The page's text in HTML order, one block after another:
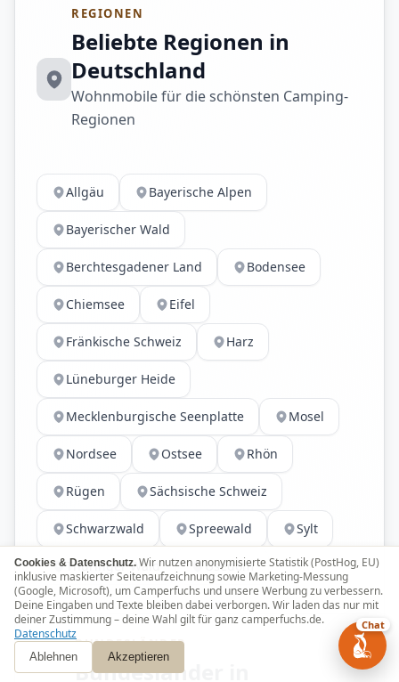
REGIONEN
Beliebte Regionen in
Deutschland
Wohnmobile für die schönsten Camping-
Regionen
Allgäu Bayerische Alpen
Bayerischer Wald
Berchtesgadener Land Bodensee
Chiemsee Eifel
Fränkische Schweiz Harz
Lüneburger Heide
Mecklenburgische Seenplatte Mosel
Nordsee Ostsee Rhön
Rügen Sächsische Schweiz
Schwarzwald Spreewald Sylt
Thüringer Wald Usedom
BUNDESLÄNDER
Bundesländer in
Cookies & Datenschutz. Wir nutzen anonymisierte Statistik (PostHog, EU)
inklusive maskierter Seitenaufzeichnung sowie Marketing-Messung
(Google, Microsoft), um Camperfuchs und unsere Werbung zu verbessern.
Deine Eingaben und Texte bleiben dabei verborgen. Wir laden das nur mit
deiner Zustimmung – deine Wahl gilt für ganz camperfuchs.de.
Datenschutz
Ablehnen Akzeptieren
Chat